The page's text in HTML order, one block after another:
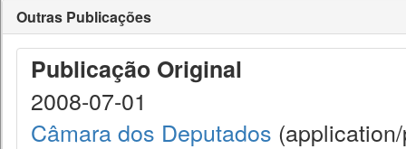
Outras Publicações
Publicação Original
2008-07-01
Câmara dos Deputados